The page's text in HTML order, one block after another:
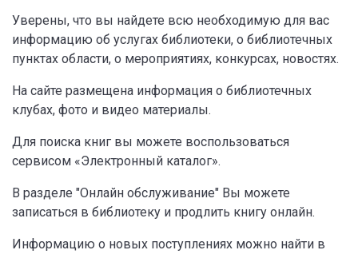
Уверены, что вы найдете всю необходимую для вас
информацию об услугах библиотеки, о библиотечных
пунктах области, о мероприятиях, конкурсах, новостях.
На сайте размещена информация о библиотечных
клубах, фото и видео материалы.
Для поиска книг вы можете воспользоваться
сервисом «Электронный каталог».
В разделе "Онлайн обслуживание" Вы можете
записаться в библиотеку и продлить книгу онлайн.
Информацию о новых поступлениях можно найти в